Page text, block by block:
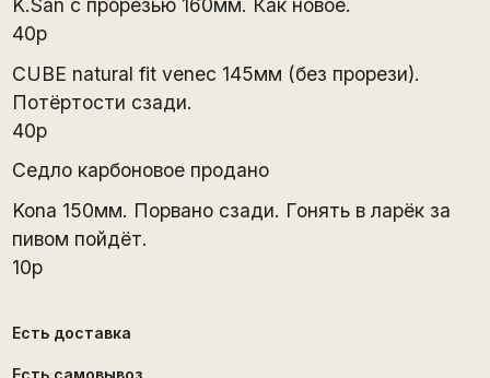
K.San c прорезью 160мм. Как новое.
40р
CUBE natural fit venec 145мм (без прорези).
Потёртости сзади.
40р
Седло карбоновое продано
Kona 150мм. Порвано сзади. Гонять в ларёк за
пивом пойдёт.
10р
Есть доставка
Есть самовывоз